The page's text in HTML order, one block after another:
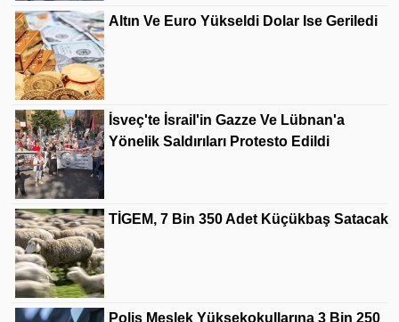
Altın Ve Euro Yükseldi Dolar Ise Geriledi
İsveç'te İsrail'in Gazze Ve Lübnan'a
Yönelik Saldırıları Protesto Edildi
TİGEM, 7 Bin 350 Adet Küçükbaş Satacak
Polis Meslek Yüksekokullarına 3 Bin 250